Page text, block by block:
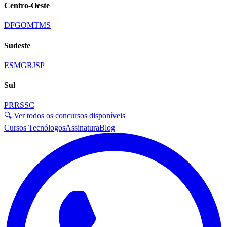
Centro-Oeste
DFGOMTMS
Sudeste
ESMGRJSP
Sul
PRRSSC
🔍 Ver todos os concursos disponíveis
Cursos TecnólogosAssinaturaBlog